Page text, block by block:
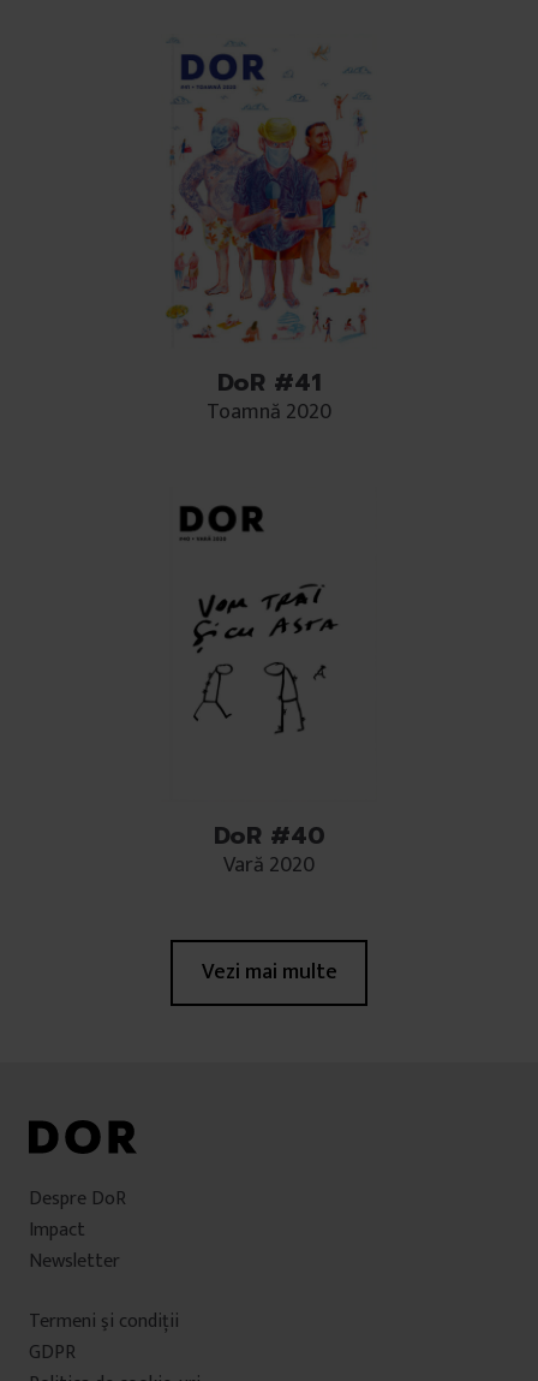
DoR #41
Toamnă 2020
DoR #40
Vară 2020
Vezi mai multe
Despre DoR
Impact
Newsletter
Termeni şi condiţii
GDPR